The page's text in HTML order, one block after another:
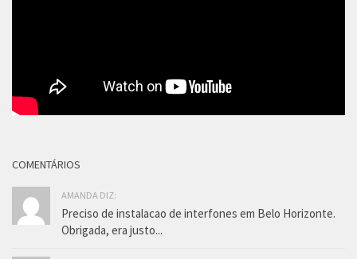
COMENTÁRIOS
AMANDA DIZ:
Preciso de instalacao de interfones em Belo Horizonte.
Obrigada, era justo...